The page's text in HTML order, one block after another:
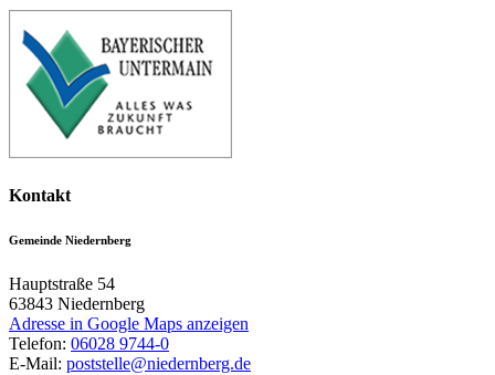
Kontakt
Gemeinde Niedernberg
Hauptstraße 54
63843 Niedernberg
Adresse in Google Maps anzeigen
Telefon: 06028 9744-0
E-Mail: poststelle@niedernberg.de